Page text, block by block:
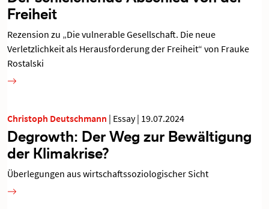
Freiheit
Rezension zu „Die vulnerable Gesellschaft. Die neue
Verletzlichkeit als Herausforderung der Freiheit“ von Frauke
Rostalski
Christoph Deutschmann | Essay| 19.07.2024
Degrowth: Der Weg zur Bewältigung
der Klimakrise?
Überlegungen aus wirtschaftssoziologischer Sicht